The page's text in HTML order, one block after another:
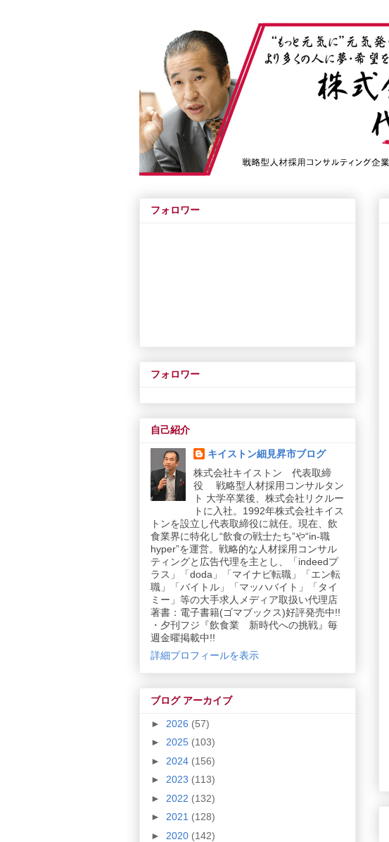
フォロワー
フォロワー
自己紹介
キイストン細見昇市ブログ
株式会社キイストン 代表取締
役 戦略型人材採用コンサルタン
ト 大学卒業後、株式会社リクルー
トに入社。1992年株式会社キイス
トンを設立し代表取締役に就任。現在、飲
食業界に特化し“飲食の戦士たち”や“in-職
hyper”を運営。戦略的な人材採用コンサル
ティングと広告代理を主とし、「indeedプ
ラス」「doda」「マイナビ転職」「エン転
職」「バイトル」「マッハバイト」「タイ
ミー」等の大手求人メディア取扱い代理店
著書：電子書籍(ゴマブックス)好評発売中!!
・夕刊フジ『飲食業 新時代への挑戦』毎
週金曜掲載中!!
詳細プロフィールを表示
ブログ アーカイブ
► 2026 (57)
► 2025 (103)
► 2024 (156)
► 2023 (113)
► 2022 (132)
► 2021 (128)
► 2020 (142)